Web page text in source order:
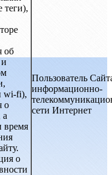
теги),
об
wi-fi),
о
а
время
о
Пользователь
информационно-
сети Интернет